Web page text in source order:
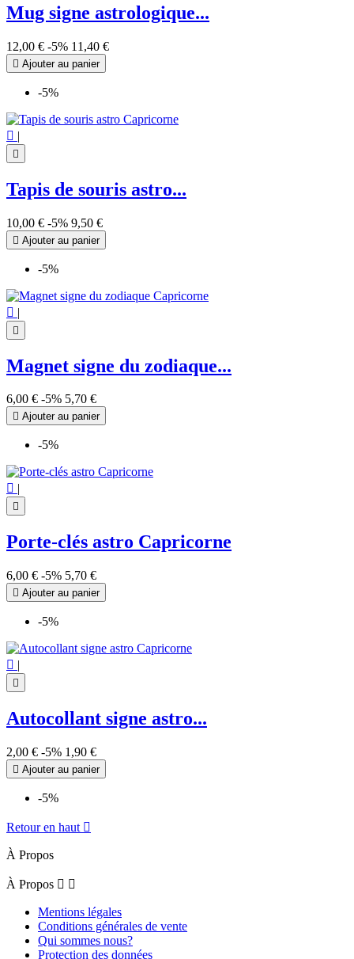
Mug signe astrologique...
12,00 € -5% 11,40 €
 Ajouter au panier
-5%
 |

Tapis de souris astro...
10,00 € -5% 9,50 €
 Ajouter au panier
-5%
 |

Magnet signe du zodiaque...
6,00 € -5% 5,70 €
 Ajouter au panier
-5%
 |

Porte-clés astro Capricorne
6,00 € -5% 5,70 €
 Ajouter au panier
-5%
 |

Autocollant signe astro...
2,00 € -5% 1,90 €
 Ajouter au panier
-5%
Retour en haut 
À Propos
À Propos  
Mentions légales
Conditions générales de vente
Qui sommes nous?
Protection des données